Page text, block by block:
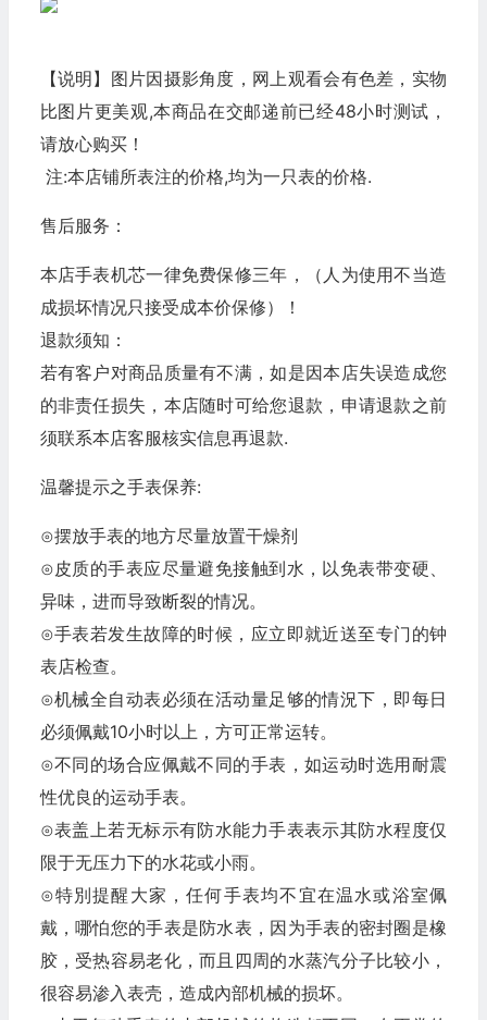
【说明】图片因摄影角度，网上观看会有色差，实物
比图片更美观,本商品在交邮递前已经48小时测试，
请放心购买！
注:本店铺所表注的价格,均为一只表的价格.
售后服务：
本店手表机芯一律免费保修三年，（人为使用不当造
成损坏情况只接受成本价保修）！
退款须知：
若有客户对商品质量有不满，如是因本店失误造成您
的非责任损失，本店随时可给您退款，申请退款之前
须联系本店客服核实信息再退款.
温馨提示之手表保养:
⊙摆放手表的地方尽量放置干燥剂
⊙皮质的手表应尽量避免接触到水，以免表带变硬、
异味，进而导致断裂的情况。
⊙手表若发生故障的时候，应立即就近送至专门的钟
表店检查。
⊙机械全自动表必须在活动量足够的情況下，即每日
必须佩戴10小时以上，方可正常运转。
⊙不同的场合应佩戴不同的手表，如运动时选用耐震
性优良的运动手表。
⊙表盖上若无标示有防水能力手表表示其防水程度仅
限于无压力下的水花或小雨。
⊙特別提醒大家，任何手表均不宜在温水或浴室佩
戴，哪怕您的手表是防水表，因为手表的密封圈是橡
胶，受热容易老化，而且四周的水蒸汽分子比较小，
很容易渗入表壳，造成內部机械的损坏。